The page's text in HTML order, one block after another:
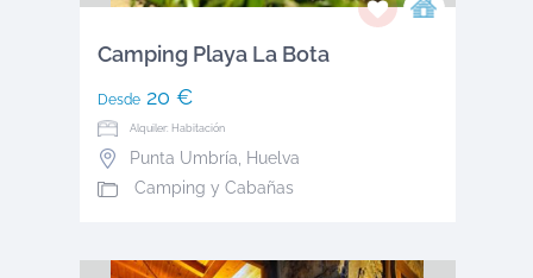
Camping Playa La Bota
Desde20 €
Alquiler: Habitación
Punta Umbría
Huelva
Camping y Cabañas